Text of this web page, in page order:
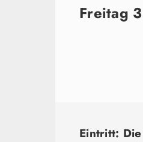
Freitag
Eintritt: